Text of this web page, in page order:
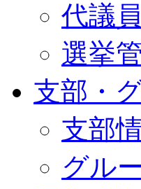
代議
選挙
支部・
支部
グル